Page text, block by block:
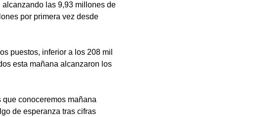
alcanzando las 9,93 millones de
por primera vez desde
puestos, inferior a los 208 mil
esta mañana alcanzaron los
conoceremos mañana
de esperanza tras cifras